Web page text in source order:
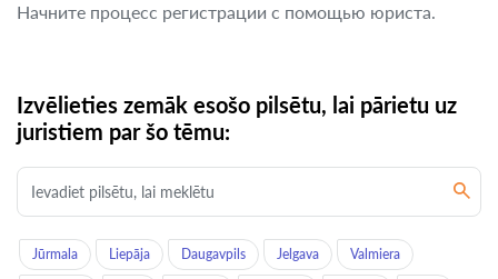
Начните процесс регистрации с помощью юриста.
Izvēlieties zemāk esošo pilsētu, lai pārietu uz
juristiem par šo tēmu:
Jūrmala Liepāja Daugavpils Jelgava Valmiera